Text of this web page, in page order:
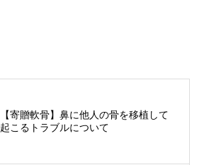
【寄贈軟骨】鼻に他人の骨を移植して
起こるトラブルについて